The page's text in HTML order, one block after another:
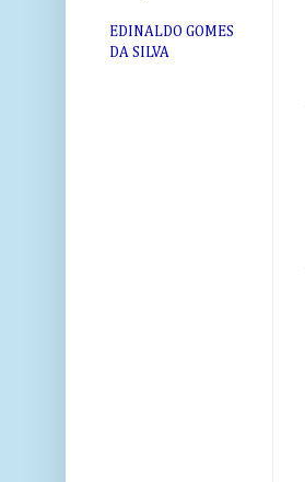
EDINALDO GOMES
DA SILVA